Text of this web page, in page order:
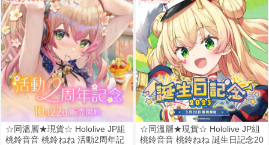
☆同溫層★現貨☆ Hololive JP組
桃鈴音音 桃鈴ねね 活動2周年記
☆同溫層★現貨☆ Hololive JP組
桃鈴音音 桃鈴ねね 誕生日記念20